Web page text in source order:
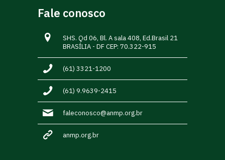
Fale conosco
SHS. Qd 06, Bl. A sala 408, Ed.Brasil 21
BRASÍLIA - DF CEP: 70.322-915
(61) 3321-1200
(61) 9.9639-2415
faleconosco@anmp.org.br
anmp.org.br